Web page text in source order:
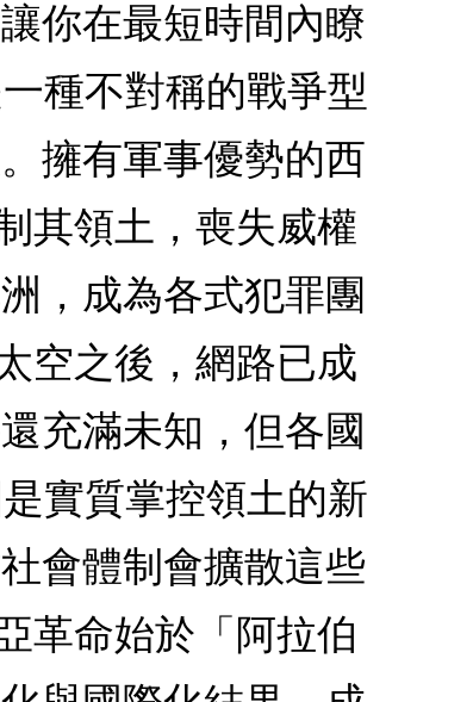
你在最短時間內瞭
種不對稱的戰爭型
擁有軍事優勢的西
其領土，喪失威權
，成為各式犯罪團
空之後，網路已成
充滿未知，但各國
實質掌控領土的新
會體制會擴散這些
革命始於「阿拉伯